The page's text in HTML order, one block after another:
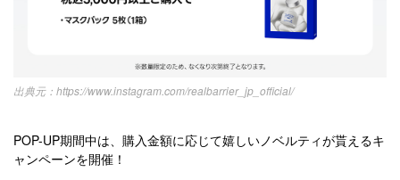
https://www.instagram.com/realbarrier_jp_official/
POP-UP期間中は、購入金額に応じて嬉しいノベルティが貰えるキ
ャンペーンを開催！